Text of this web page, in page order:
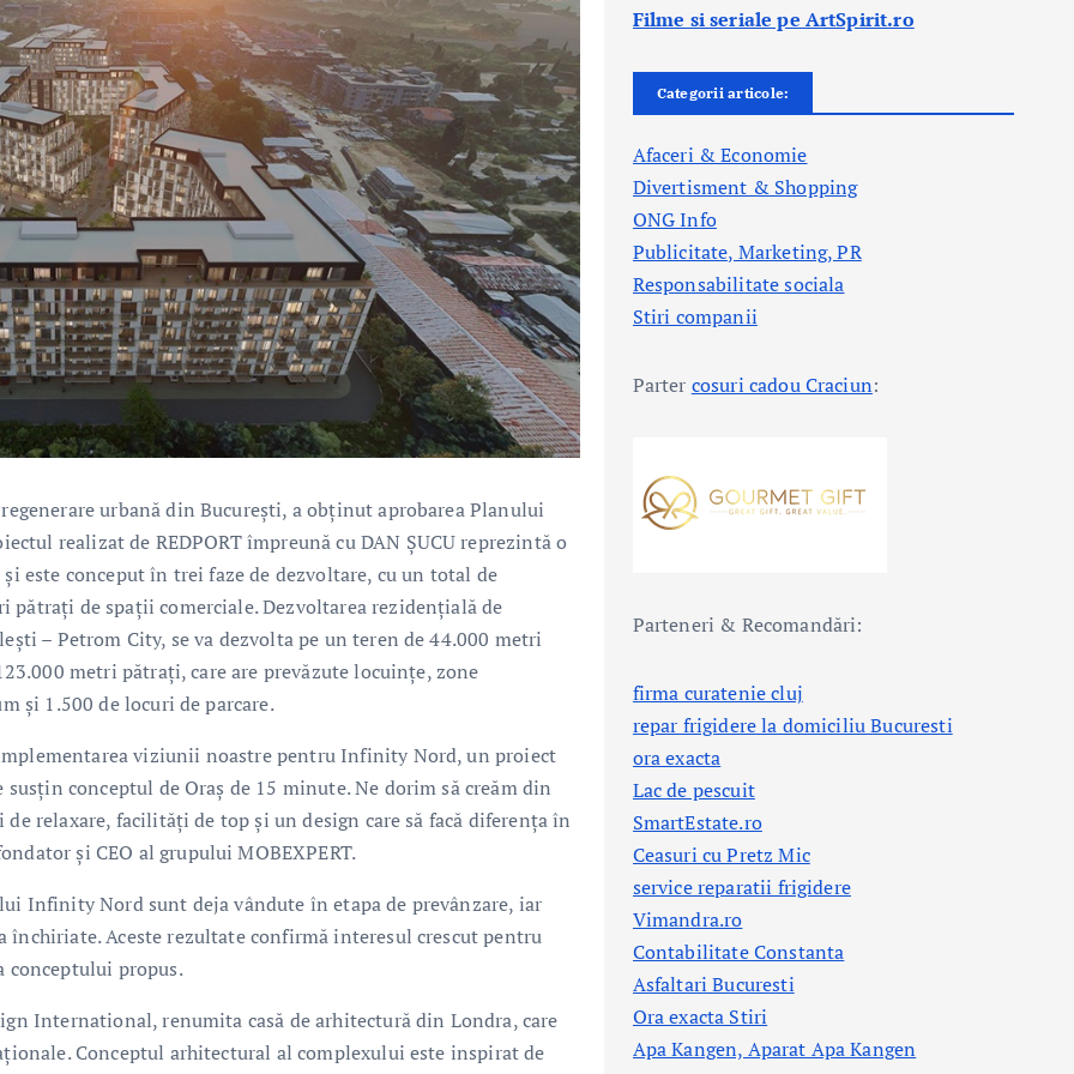
urbană din București, a obținut aprobarea Planului
realizat de REDPORT împreună cu DAN ȘUCU reprezintă o
este conceput în trei faze de dezvoltare, cu un total de
de spații comerciale. Dezvoltarea rezidențială de
– Petrom City, se va dezvolta pe un teren de 44.000 metri
metri pătrați, care are prevăzute locuințe, zone
și 1.500 de locuri de parcare.
viziunii noastre pentru Infinity Nord, un proiect
conceptul de Oraș de 15 minute. Ne dorim să creăm din
relaxare, facilități de top și un design care să facă diferența în
și CEO al grupului MOBEXPERT.
Infinity Nord sunt deja vândute în etapa de prevânzare, iar
Aceste rezultate confirmă interesul crescut pentru
conceptului propus.
International, renumita casă de arhitectură din Londra, care
Conceptul arhitectural al complexului este inspirat de
Filme si seriale pe ArtSpirit.ro
Categorii articole:
Afaceri & Economie
Divertisment & Shopping
ONG Info
Publicitate, Marketing, PR
Responsabilitate sociala
Stiri companii
Parter cosuri cadou Craciun:
Parteneri & Recomandări:
firma curatenie cluj
repar frigidere la domiciliu Bucuresti
ora exacta
Lac de pescuit
SmartEstate.ro
Ceasuri cu Pretz Mic
service reparatii frigidere
Vimandra.ro
Contabilitate Constanta
Asfaltari Bucuresti
Ora exacta Stiri
Apa Kangen, Aparat Apa Kangen